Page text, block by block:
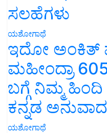
ಸಲಹೆಗಳು
ಯಶೋಗಾಥೆ
ಇದೋ ಅಂಕಿತ್
ಮಹೀಂದ್ರಾ 605
ಬಗ್ಗೆ ನಿಮ್ಮ
ಕನ್ನಡ
ಯಶೋಗಾಥೆ